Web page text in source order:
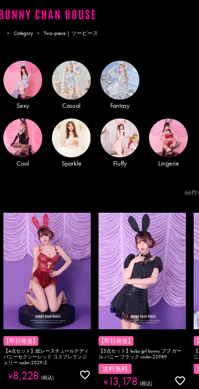
Category Two-piece | ツーピース
Sexy
Cool
Casual
Sparkle
Fantasy
Fluffy Lingerie
66件
【即日発送】
【4点セット】総レースチュールテディ
バニーセクシーレッド コスプレランジ
ェリー vcsbn-2029-2
¥8,228 税込
【即日発送】
【5点セット】bubu girl bunny ブブ ガー
ル バニー ブラック vcsbn-23989
送料無料
¥13,178 税込